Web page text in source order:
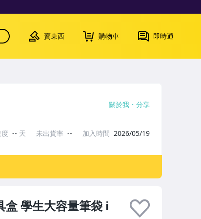
賣東西 購物車 即時通
盒 學生大容量筆袋 i
關於我 分享
-- 天 未出貨率 -- 加入時間 2026/05/19